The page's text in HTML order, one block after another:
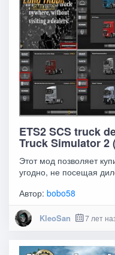
ETS2 SCS truck
Truck Simulator 2
Этот мод позволяет
угодно, не посещая
Автор:bobo58
KleoSan 7 лет